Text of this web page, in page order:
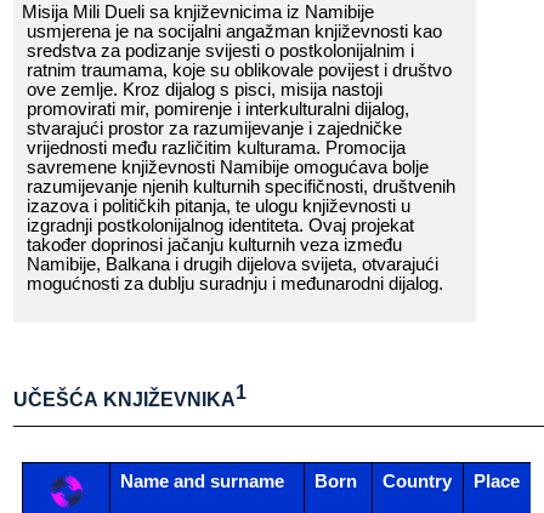
Misija​​ Mili​​ Dueli​​ sa​​ književnicima​​ iz​​ Namibije​​
usmjerena​​ je​​ na​​ socijalni​​ angažman​​ književnosti​​ kao​​
sredstva​​ za​​ podizanje​​ svijesti​​ o​​ postkolonijalnim​​ i​​
ratnim​​ traumama,​​ koje​​ su​​ oblikovale​​ povijest​​ i​​ društvo​​
ove​​ zemlje.​​ Kroz​​ dijalog​​ s​​ pisci,​​ misija​​ nastoji​​
promovirati​​ mir,​​ pomirenje​​ i​​ interkulturalni​​ dijalog,​​
stvarajući​​ prostor​​ za​​ razumijevanje​​ i​​ zajedničke​​
vrijednosti​​ među​​ različitim​​ kulturama.​​ Promocija​​
savremene​​ književnosti​​ Namibije​​ omogućava​​ bolje​​
razumijevanje​​ njenih​​ kulturnih​​ specifičnosti,​​ društvenih​​
izazova​​ i​​ političkih​​ pitanja,​​ te​​ ulogu​​ književnosti​​ u​​
izgradnji​​ postkolonijalnog​​ identiteta.​​ Ovaj​​ projekat​​
također​​ doprinosi​​ jačanju​​ kulturnih​​ veza​​ između​​
Namibije,​​ Balkana​​ i​​ drugih​​ dijelova​​ svijeta,​​ otvarajući​​
mogućnosti​​ za​​ dublju​​ suradnju​​ i​​ međunarodni​​ dijalog.​​
UČEŠĆA​​ KNJIŽEVNIKA1
Name​​ and​​ surname Born Country Place